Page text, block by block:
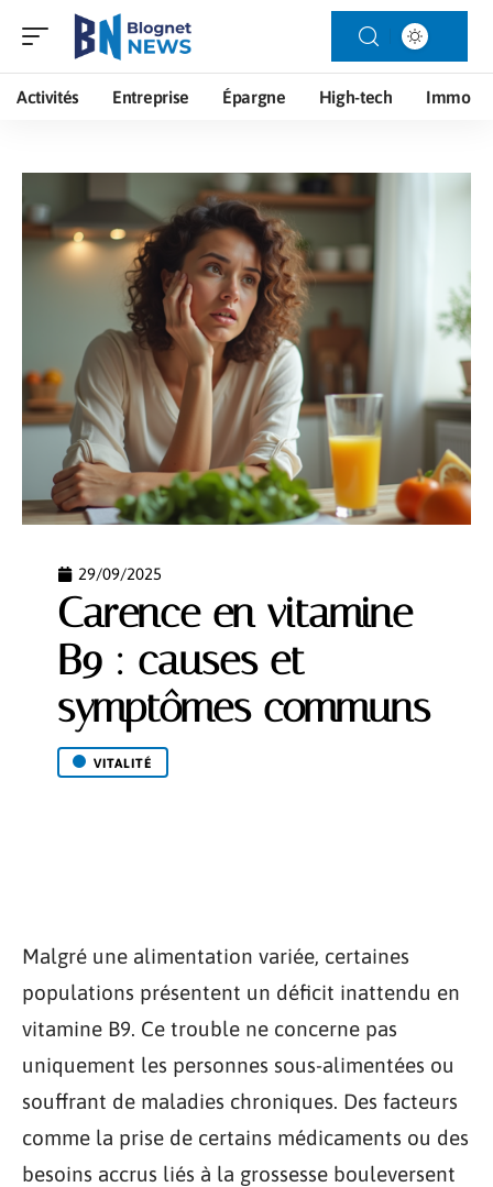
Activités Entreprise Épargne High-tech Immo
29/09/2025
Carence en vitamine
B9 : causes et
symptômes communs
VITALITÉ
Malgré une alimentation variée, certaines
populations présentent un déficit inattendu en
vitamine B9. Ce trouble ne concerne pas
uniquement les personnes sous-alimentées ou
souffrant de maladies chroniques. Des facteurs
comme la prise de certains médicaments ou des
besoins accrus liés à la grossesse bouleversent